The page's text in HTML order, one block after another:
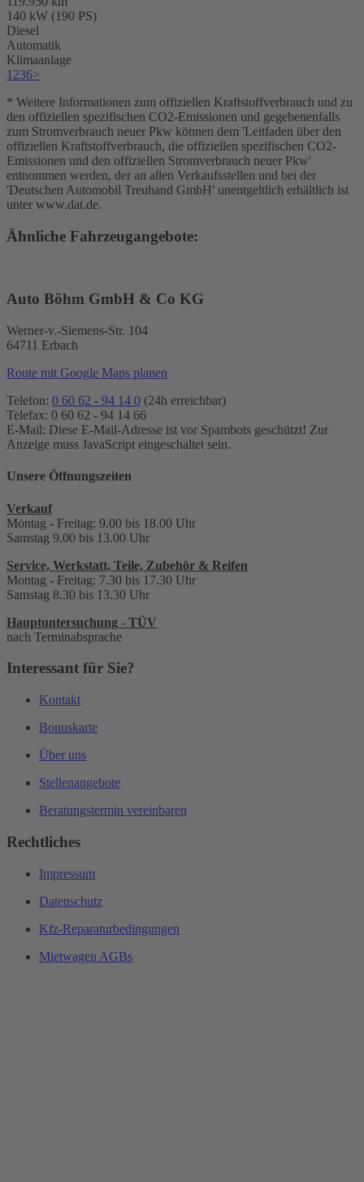
140 kW (190 PS)
Diesel
Automatik
Klimaanlage
1 236>
* Weitere Informationen zum offiziellen Kraftstoffverbrauch und zu
den offiziellen spezifischen CO2-Emissionen und gegebenenfalls
zum Stromverbrauch neuer Pkw können dem 'Leitfaden über den
offiziellen Kraftstoffverbrauch, die offiziellen spezifischen CO2-
Emissionen und den offiziellen Stromverbrauch neuer Pkw'
entnommen werden, der an allen Verkaufsstellen und bei der
'Deutschen Automobil Treuhand GmbH' unentgeltlich erhältlich ist
unter www.dat.de.
Ähnliche Fahrzeugangebote:
Auto Böhm GmbH & Co KG
Werner-v.-Siemens-Str. 104
64711 Erbach
Route mit Google Maps planen
Telefon: 0 60 62 - 94 14 0 (24h erreichbar)
Telefax: 0 60 62 - 94 14 66
E-Mail: Diese E-Mail-Adresse ist vor Spambots geschützt! Zur
Anzeige muss JavaScript eingeschaltet sein.
Unsere Öffnungszeiten
Verkauf
Montag - Freitag: 9.00 bis 18.00 Uhr
Samstag 9.00 bis 13.00 Uhr
Service, Werkstatt, Teile, Zubehör & Reifen
Montag - Freitag: 7.30 bis 17.30 Uhr
Samstag 8.30 bis 13.30 Uhr
Hauptuntersuchung - TÜV
nach Terminabsprache
Interessant für Sie?
Kontakt
Bonuskarte
Über uns
Stellenangebote
Beratungstermin vereinbaren
Rechtliches
Impressum
Datenschutz
Kfz-Reparaturbedingungen
Mietwagen AGBs